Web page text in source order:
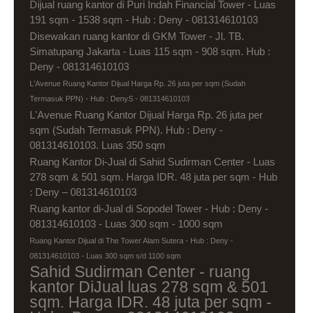
Dijual ruang kantor di Puri Indah Financial Tower - Luas
191 sqm - 1538 sqm - Hub : Deny - 081314610103
Disewakan ruang kantor di GKM Tower - Jl. TB.
Simatupang Jakarta - Luas 115 sqm - 908 sqm. Hub :
Deny - 081314610103
L'Avenue Ruang Kantor Dijual Harga Rp. 26 juta per sqm (Sudah
Termasuk PPN) - Hub : DenyS - 081314610103
L'Avenue Ruang Kantor Dijual Harga Rp. 26 juta per
sqm (Sudah Termasuk PPN). Hub : Deny -
081314610103. Luas 350 sqm
Ruang Kantor Di-Jual di Sahid Sudirman Center - Luas
278 sqm & 501 sqm. Harga IDR. 48 juta per sqm - Hub
: Deny – 081314610103
Ruang kantor di-Jual di Sopodel Tower - Hub : Deny -
081314610103 - Luas 300 sqm - 1000 sqm
Ruang Kantor Dijual di The Tower Alam Sutera - Hub : Deny -
081314610103 - Luas 300 sqm s/d 1100 sqm
Sahid Sudirman Center - ruang
kantor DiJual luas 278 sqm & 501
sqm. Harga IDR. 48 juta per sqm -